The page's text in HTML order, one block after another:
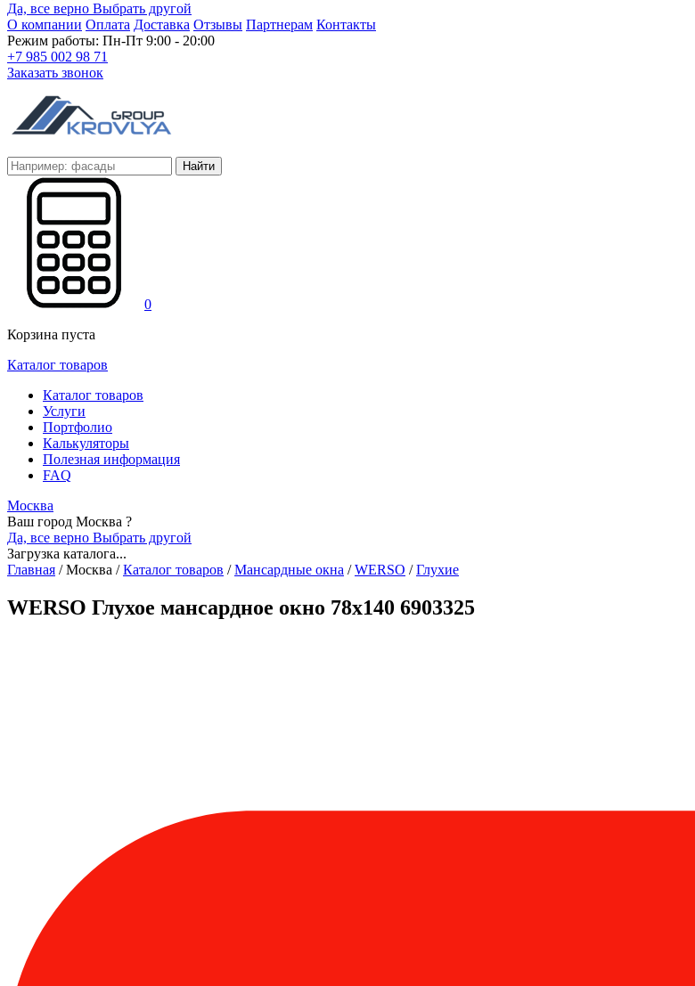
Да, все верно Выбрать другой
О компании Оплата Доставка Отзывы Партнерам Контакты
Режим работы: Пн-Пт 9:00 - 20:00
+7 985 002 98 71
Заказать звонок
Найти
0
Корзина пуста
Каталог товаров
Каталог товаров
Услуги
Портфолио
Калькуляторы
Полезная информация
FAQ
Москва
Ваш город Москва ?
Да, все верно Выбрать другой
Загрузка каталога...
Главная /Москва / Каталог товаров / Мансардные окна / WERSO / Глухие
WERSO Глухое мансардное окно 78x140 6903325